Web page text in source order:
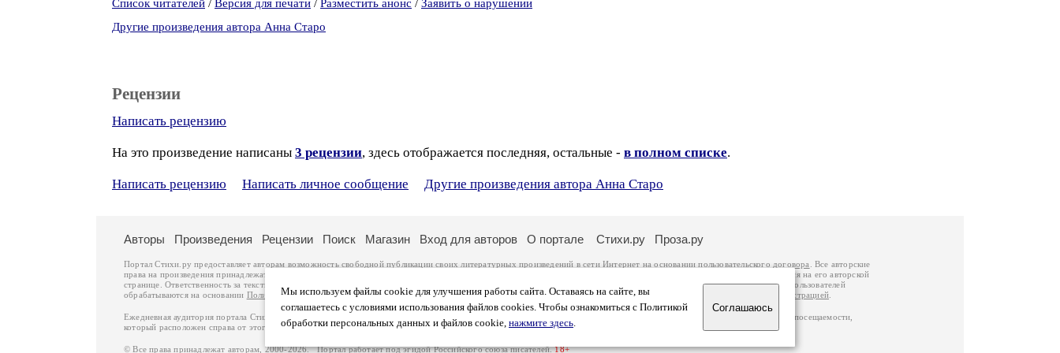
Список читателей / Версия для печати / Разместить анонс / Заявить о нарушении
Другие произведения автора Анна Старо
Рецензии
Написать рецензию
На это произведение написаны 3 рецензии, здесь отображается последняя, остальные - в полном списке.
Написать рецензию Написать личное сообщение Другие произведения автора Анна Старо
Мы используем файлы cookie для улучшения работы сайта. Оставаясь на сайте, вы
соглашаетесь с условиями использования файлов cookies. Чтобы ознакомиться с Политикой
обработки персональных данных и файлов cookie, нажмите здесь.
Соглашаюсь
Авторы Произведения Рецензии Поиск Магазин Вход для авторов О портале Стихи.ру Проза.ру
Портал Стихи.ру предоставляет авторам возможность свободной публикации своих литературных произведений в сети Интернет на основаниипользовательского договора
. Все авторские
права на произведения принадлежат авторам и охраняются
. Перепечатка произведений возможна только с согласия его автора, к которому вы можете обратиться на его авторской
странице. Ответственность за тексты произведений авторы несут самостоятельно на основании
законодательства Российской Федерации. Данные пользователей
обрабатываются на основании Политики обработки персональных данных. Вы также можете посмотреть более подробнуюинформацию о портале связаться с администрацией
Ежедневная аудитория портала Стихи.ру – порядка 200 тысяч посетителей, которые в общей сумме просматривают более двух миллионов страниц по данным счетчика посещаемости,
который расположен справа от этого текста. В каждой графе указано по две цифры: количество просмотров и количество посетителей.
© Все права принадлежат авторам, 2000-2026. Портал работает под эгидойРоссийского союза писателей.18+